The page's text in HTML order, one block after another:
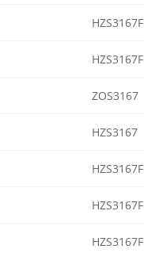
HZS3167F
HZS3167F
ZOS3167
HZS3167
HZS3167F
HZS3167F
HZS3167F